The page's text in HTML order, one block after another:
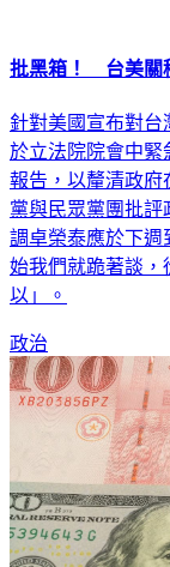
批黑箱！ 台美關
針對美國宣布對台
於立法院院會中緊
報告，以釐清政府
黨與民眾黨團批評
調卓榮泰應於下週
始我們就跪著談，
以」。
政治